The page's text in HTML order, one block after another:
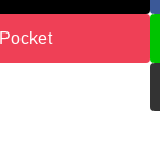
Pocket